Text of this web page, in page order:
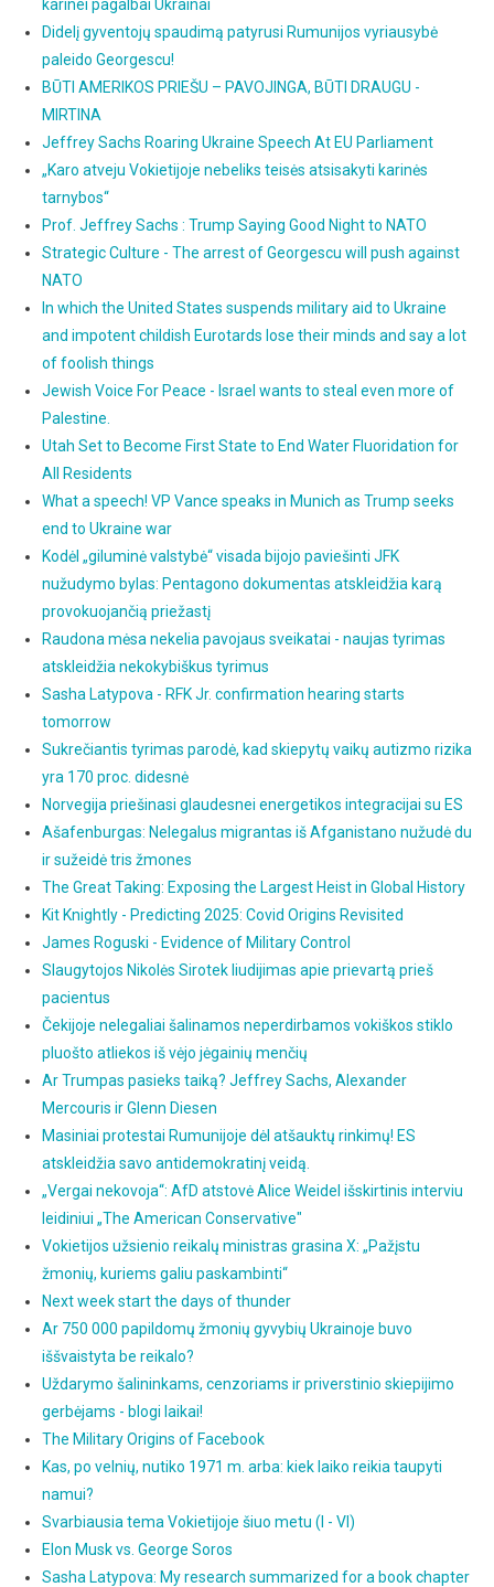
karinei pagalbai Ukrainai
Didelį gyventojų spaudimą patyrusi Rumunijos vyriausybė
paleido Georgescu!
BŪTI AMERIKOS PRIEŠU – PAVOJINGA, BŪTI DRAUGU -
MIRTINA
Jeffrey Sachs Roaring Ukraine Speech At EU Parliament
„Karo atveju Vokietijoje nebeliks teisės atsisakyti karinės
tarnybos“
Prof. Jeffrey Sachs : Trump Saying Good Night to NATO
Strategic Culture - The arrest of Georgescu will push against
NATO
In which the United States suspends military aid to Ukraine
and impotent childish Eurotards lose their minds and say a lot
of foolish things
Jewish Voice For Peace - Israel wants to steal even more of
Palestine.
Utah Set to Become First State to End Water Fluoridation for
All Residents
What a speech! VP Vance speaks in Munich as Trump seeks
end to Ukraine war
Kodėl „giluminė valstybė“ visada bijojo paviešinti JFK
nužudymo bylas: Pentagono dokumentas atskleidžia karą
provokuojančią priežastį
Raudona mėsa nekelia pavojaus sveikatai - naujas tyrimas
atskleidžia nekokybiškus tyrimus
Sasha Latypova - RFK Jr. confirmation hearing starts
tomorrow
Sukrečiantis tyrimas parodė, kad skiepytų vaikų autizmo rizika
yra 170 proc. didesnė
Norvegija priešinasi glaudesnei energetikos integracijai su ES
Ašafenburgas: Nelegalus migrantas iš Afganistano nužudė du
ir sužeidė tris žmones
The Great Taking: Exposing the Largest Heist in Global History
Kit Knightly - Predicting 2025: Covid Origins Revisited
James Roguski - Evidence of Military Control
Slaugytojos Nikolės Sirotek liudijimas apie prievartą prieš
pacientus
Čekijoje nelegaliai šalinamos neperdirbamos vokiškos stiklo
pluošto atliekos iš vėjo jėgainių menčių
Ar Trumpas pasieks taiką? Jeffrey Sachs, Alexander
Mercouris ir Glenn Diesen
Masiniai protestai Rumunijoje dėl atšauktų rinkimų! ES
atskleidžia savo antidemokratinį veidą.
„Vergai nekovoja“: AfD atstovė Alice Weidel išskirtinis interviu
leidiniui „The American Conservative"
Vokietijos užsienio reikalų ministras grasina X: „Pažįstu
žmonių, kuriems galiu paskambinti“
Next week start the days of thunder
Ar 750 000 papildomų žmonių gyvybių Ukrainoje buvo
iššvaistyta be reikalo?
Uždarymo šalininkams, cenzoriams ir priverstinio skiepijimo
gerbėjams - blogi laikai!
The Military Origins of Facebook
Kas, po velnių, nutiko 1971 m. arba: kiek laiko reikia taupyti
namui?
Svarbiausia tema Vokietijoje šiuo metu (I - VI)
Elon Musk vs. George Soros
Sasha Latypova: My research summarized for a book chapter